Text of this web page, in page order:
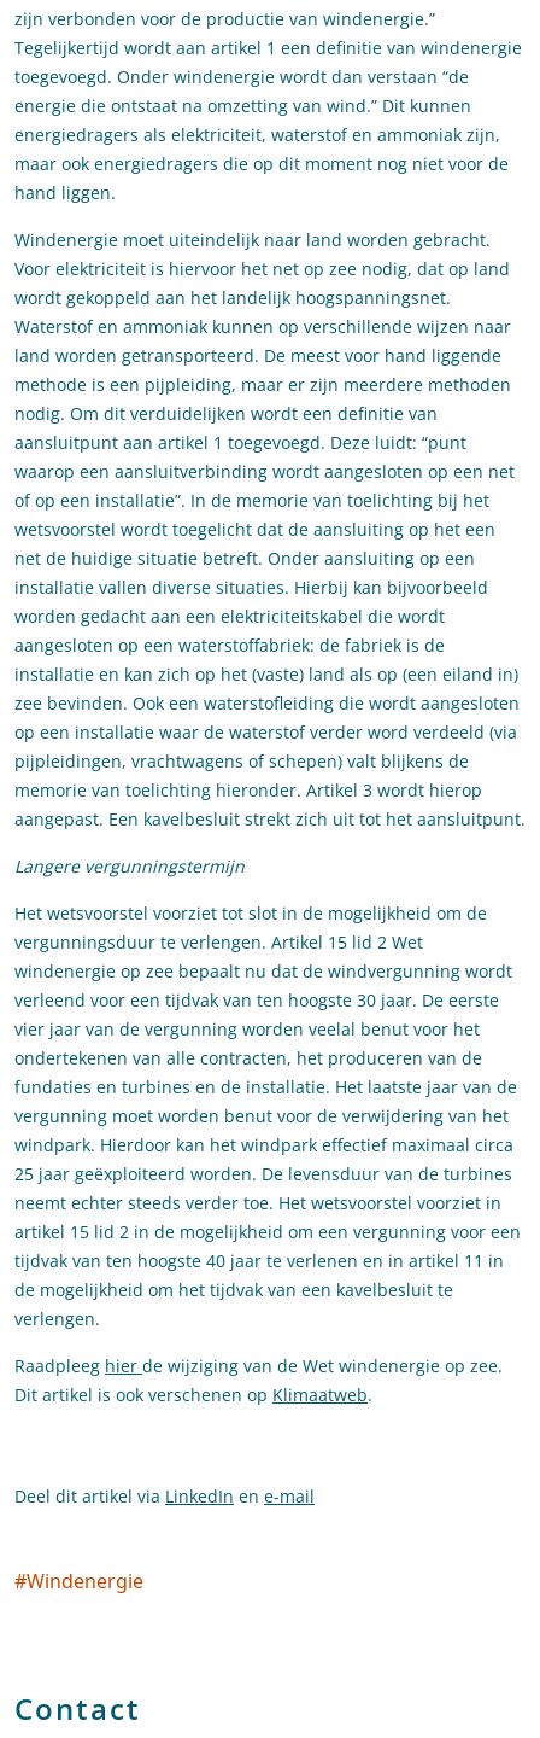
zijn verbonden voor de productie van windenergie.”
Tegelijkertijd wordt aan artikel 1 een definitie van windenergie
toegevoegd. Onder windenergie wordt dan verstaan “de
energie die ontstaat na omzetting van wind.” Dit kunnen
energiedragers als elektriciteit, waterstof en ammoniak zijn,
maar ook energiedragers die op dit moment nog niet voor de
hand liggen.
Windenergie moet uiteindelijk naar land worden gebracht.
Voor elektriciteit is hiervoor het net op zee nodig, dat op land
wordt gekoppeld aan het landelijk hoogspanningsnet.
Waterstof en ammoniak kunnen op verschillende wijzen naar
land worden getransporteerd. De meest voor hand liggende
methode is een pijpleiding, maar er zijn meerdere methoden
nodig. Om dit verduidelijken wordt een definitie van
aansluitpunt aan artikel 1 toegevoegd. Deze luidt: “punt
waarop een aansluitverbinding wordt aangesloten op een net
of op een installatie”. In de memorie van toelichting bij het
wetsvoorstel wordt toegelicht dat de aansluiting op het een
net de huidige situatie betreft. Onder aansluiting op een
installatie vallen diverse situaties. Hierbij kan bijvoorbeeld
worden gedacht aan een elektriciteitskabel die wordt
aangesloten op een waterstoffabriek: de fabriek is de
installatie en kan zich op het (vaste) land als op (een eiland in)
zee bevinden. Ook een waterstofleiding die wordt aangesloten
op een installatie waar de waterstof verder word verdeeld (via
pijpleidingen, vrachtwagens of schepen) valt blijkens de
memorie van toelichting hieronder. Artikel 3 wordt hierop
aangepast. Een kavelbesluit strekt zich uit tot het aansluitpunt.
Langere vergunningstermijn
Het wetsvoorstel voorziet tot slot in de mogelijkheid om de
vergunningsduur te verlengen. Artikel 15 lid 2 Wet
windenergie op zee bepaalt nu dat de windvergunning wordt
verleend voor een tijdvak van ten hoogste 30 jaar. De eerste
vier jaar van de vergunning worden veelal benut voor het
ondertekenen van alle contracten, het produceren van de
fundaties en turbines en de installatie. Het laatste jaar van de
vergunning moet worden benut voor de verwijdering van het
windpark. Hierdoor kan het windpark effectief maximaal circa
25 jaar geëxploiteerd worden. De levensduur van de turbines
neemt echter steeds verder toe. Het wetsvoorstel voorziet in
artikel 15 lid 2 in de mogelijkheid om een vergunning voor een
tijdvak van ten hoogste 40 jaar te verlenen en in artikel 11 in
de mogelijkheid om het tijdvak van een kavelbesluit te
verlengen.
Raadpleeg hier de wijziging van de Wet windenergie op zee.
Dit artikel is ook verschenen op Klimaatweb.
Deel dit artikel via LinkedIn en e-mail
Social tags
#Windenergie
Contact